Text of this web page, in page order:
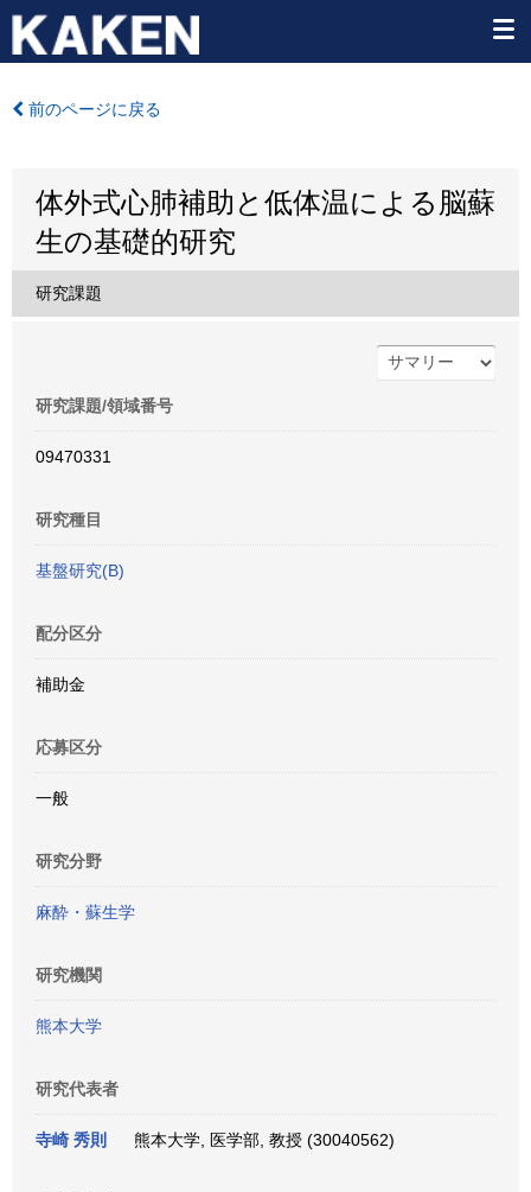
前のページに戻る
体外式心肺補助と低体温による脳蘇
生の基礎的研究
研究課題
研究課題/領域番号
09470331
研究種目
基盤研究(B)
配分区分
補助金
応募区分
一般
研究分野
麻酔・蘇生学
研究機関
熊本大学
研究代表者
寺崎 秀則 熊本大学, 医学部, 教授 (30040562)